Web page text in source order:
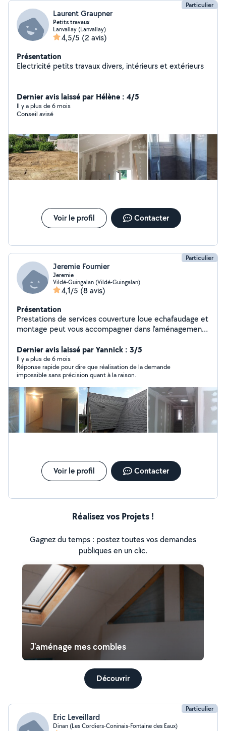
Particulier
Laurent Graupner
Petits travaux
Lanvallay (Lanvallay)
4,5/5 (2 avis)
Présentation
Electricité petits travaux divers, intérieurs et extérieurs
Dernier avis laissé par Hélène : 4/5
Il y a plus de 6 mois
Conseil avisé
Voir le profil Contacter
Particulier
Jeremie Fournier
Jeremie
Vildé-Guingalan (Vildé-Guingalan)
4,1/5 (8 avis)
Présentation
Prestations de services couverture loue echafaudage et
montage peut vous accompagner dans l'aménagement
isolation fenêtres et toiture création d'ouverture .......
Dernier avis laissé par Yannick : 3/5
Il y a plus de 6 mois
Réponse rapide pour dire que réalisation de la demande
impossible sans précision quant à la raison.
Voir le profil Contacter
Réalisez vos Projets !
Gagnez du temps : postez toutes vos demandes
publiques en un clic.
J'aménage mes combles
Découvrir
Particulier
Eric Leveillard
Dinan (Les Cordiers-Coninais-Fontaine des Eaux)